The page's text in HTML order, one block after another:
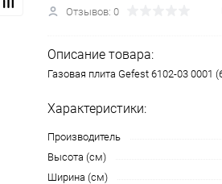
Отзывов: 0
Описание товара:
Газовая плита Gefest 6102-03 0001
Характеристики:
Производитель
Высота (см)
Ширина (см)